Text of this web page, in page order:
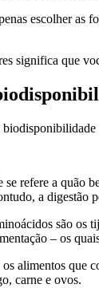
escolher as
significa que
se refere a quão
a digestão
são os
– os
os alimentos que
carne e ovos.